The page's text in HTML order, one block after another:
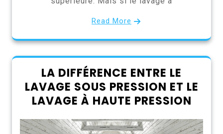
Read More
LA DIFFÉRENCE ENTRE LE
LAVAGE SOUS PRESSION ET LE
LAVAGE À HAUTE PRESSION